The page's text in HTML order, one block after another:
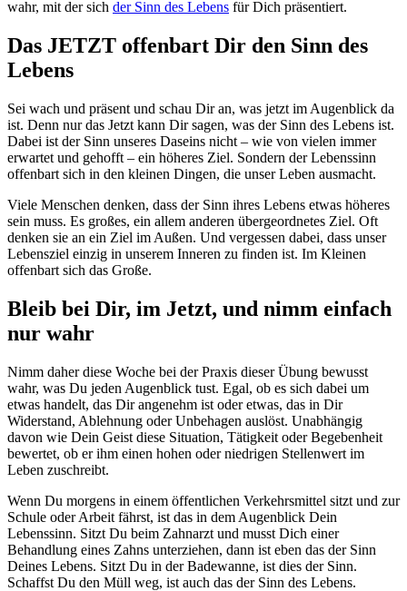
wahr, mit der sich der Sinn des Lebens für Dich präsentiert.
Das JETZT offenbart Dir den Sinn des
Lebens
Sei wach und präsent und schau Dir an, was jetzt im Augenblick da
ist. Denn nur das Jetzt kann Dir sagen, was der Sinn des Lebens ist.
Dabei ist der Sinn unseres Daseins nicht – wie von vielen immer
erwartet und gehofft – ein höheres Ziel. Sondern der Lebenssinn
offenbart sich in den kleinen Dingen, die unser Leben ausmacht.
Viele Menschen denken, dass der Sinn ihres Lebens etwas höheres
sein muss. Es großes, ein allem anderen übergeordnetes Ziel. Oft
denken sie an ein Ziel im Außen. Und vergessen dabei, dass unser
Lebensziel einzig in unserem Inneren zu finden ist. Im Kleinen
offenbart sich das Große.
Bleib bei Dir, im Jetzt, und nimm einfach
nur wahr
Nimm daher diese Woche bei der Praxis dieser Übung bewusst
wahr, was Du jeden Augenblick tust. Egal, ob es sich dabei um
etwas handelt, das Dir angenehm ist oder etwas, das in Dir
Widerstand, Ablehnung oder Unbehagen auslöst. Unabhängig
davon wie Dein Geist diese Situation, Tätigkeit oder Begebenheit
bewertet, ob er ihm einen hohen oder niedrigen Stellenwert im
Leben zuschreibt.
Wenn Du morgens in einem öffentlichen Verkehrsmittel sitzt und zur
Schule oder Arbeit fährst, ist das in dem Augenblick Dein
Lebenssinn. Sitzt Du beim Zahnarzt und musst Dich einer
Behandlung eines Zahns unterziehen, dann ist eben das der Sinn
Deines Lebens. Sitzt Du in der Badewanne, ist dies der Sinn.
Schaffst Du den Müll weg, ist auch das der Sinn des Lebens.